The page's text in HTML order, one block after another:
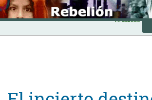
Skip
to
content
INICIO
Avanzada